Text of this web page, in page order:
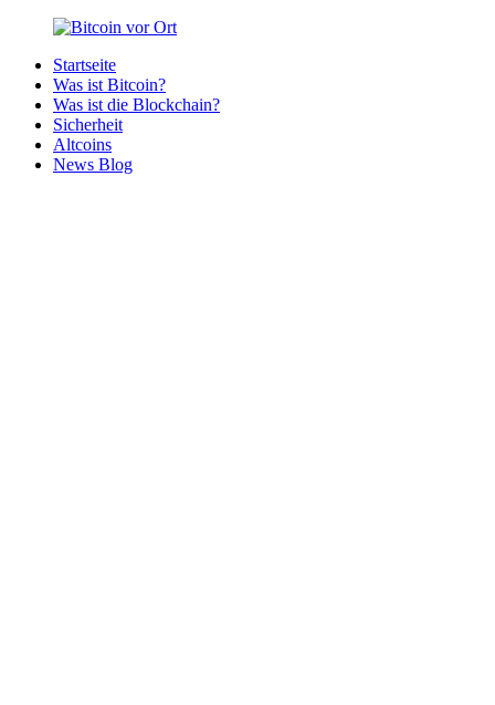
Zurück
Inhalt
Bitcoin
Bitcoins
deiner
Region
Startseite
Was ist Bitcoin?
Was ist die Blockchain?
Sicherheit
Altcoins
News Blog